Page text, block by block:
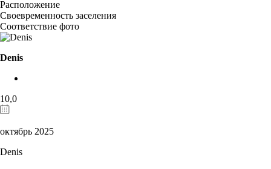
Расположение
Своевременность заселения
Соответствие фото
Denis
10,0
октябрь 2025
Denis